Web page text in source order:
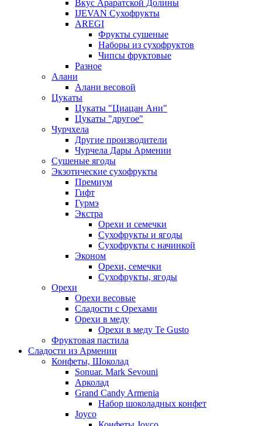
Вкус Араратской Долины
IJEVAN Сухофрукты
AREGI
Фрукты сушеные
Наборы из сухофруктов
Чипсы фруктовые
Разное
Алани
Алани весовой
Цукаты
Цукаты "Циацан Ани"
Цукаты "другое"
Чурчхела
Другие производители
Чурчела Дары Армении
Сушеные ягоды
Экзотические сухофрукты
Премиум
Гифт
Гурмэ
Экстра
Орехи и семечки
Сухофрукты и ягоды
Сухофрукты с начинкой
Эконом
Орехи, семечки
Сухофрукты, ягоды
Орехи
Орехи весовые
Сладости с Орехами
Орехи в меду
Орехи в меду Te Gusto
Фруктовая пастила
Сладости из Армении
Конфеты, Шоколад
Sonuar. Mark Sevouni
Арколад
Grand Candy Armenia
Набор шоколадных конфет
Joyco